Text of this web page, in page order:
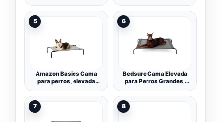
Colchón Perro de Doble
Cara, Colchoneta Perro
Lavable, Cojín Mascota
Impermeable, Dog Bed
Gris
Oscuro
5
Amazon Basics Cama
para perros, elevada
mascotas, tela, Medium,
Gris, 110 x 65 x 19 cm (L x
6
Bedsure Cama Elevada
para Perros Grandes,
7 8